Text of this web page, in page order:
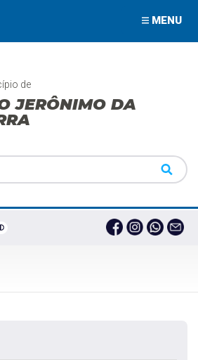
MENU
de
JERÔNIMO DA